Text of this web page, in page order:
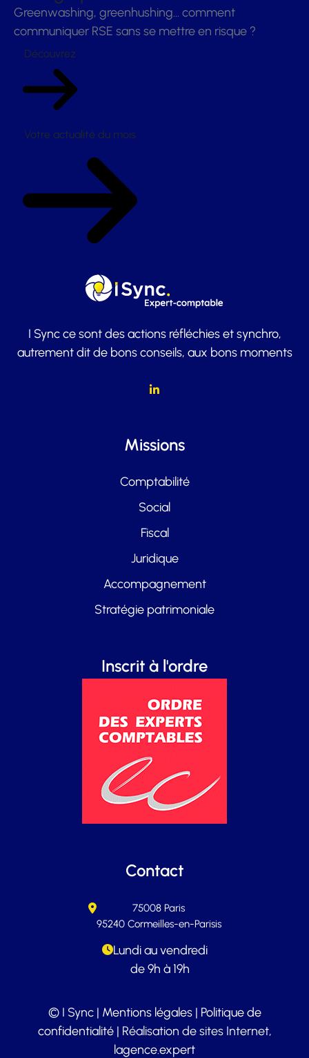
Greenwashing, greenhushing… comment
communiquer RSE sans se mettre en risque ?
Découvrez
Votre actualité du mois
I Sync ce sont des actions réfléchies et synchro,
autrement dit de bons conseils, aux bons moments
Missions
Comptabilité
Social
Fiscal
Juridique
Accompagnement
Stratégie patrimoniale
Inscrit à l'ordre
Contact
75008 Paris
95240 Cormeilles-en-Parisis
Lundi au vendredi
de 9h à 19h
© I Sync | Mentions légales| Politique de
confidentialité| Réalisation de sites Internet,
lagence.expert